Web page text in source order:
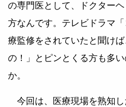
の専門医として、ドクター
方なんです。テレビドラマ
療監修をされていたと聞け
の！」とピンとくる方も多
か。
今回は、医療現場を熟知